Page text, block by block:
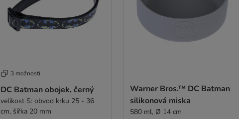
3 možností
DC Batman obojek, černý
velikost S: obvod krku 25 - 36
cm, šířka 20 mm
Warner Bros.™ DC Batman
silikonová miska
580 ml, Ø 14 cm